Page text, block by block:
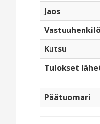
Jaos
Vastuuhenkilö
Kutsu
Tulokset
Päätuomari